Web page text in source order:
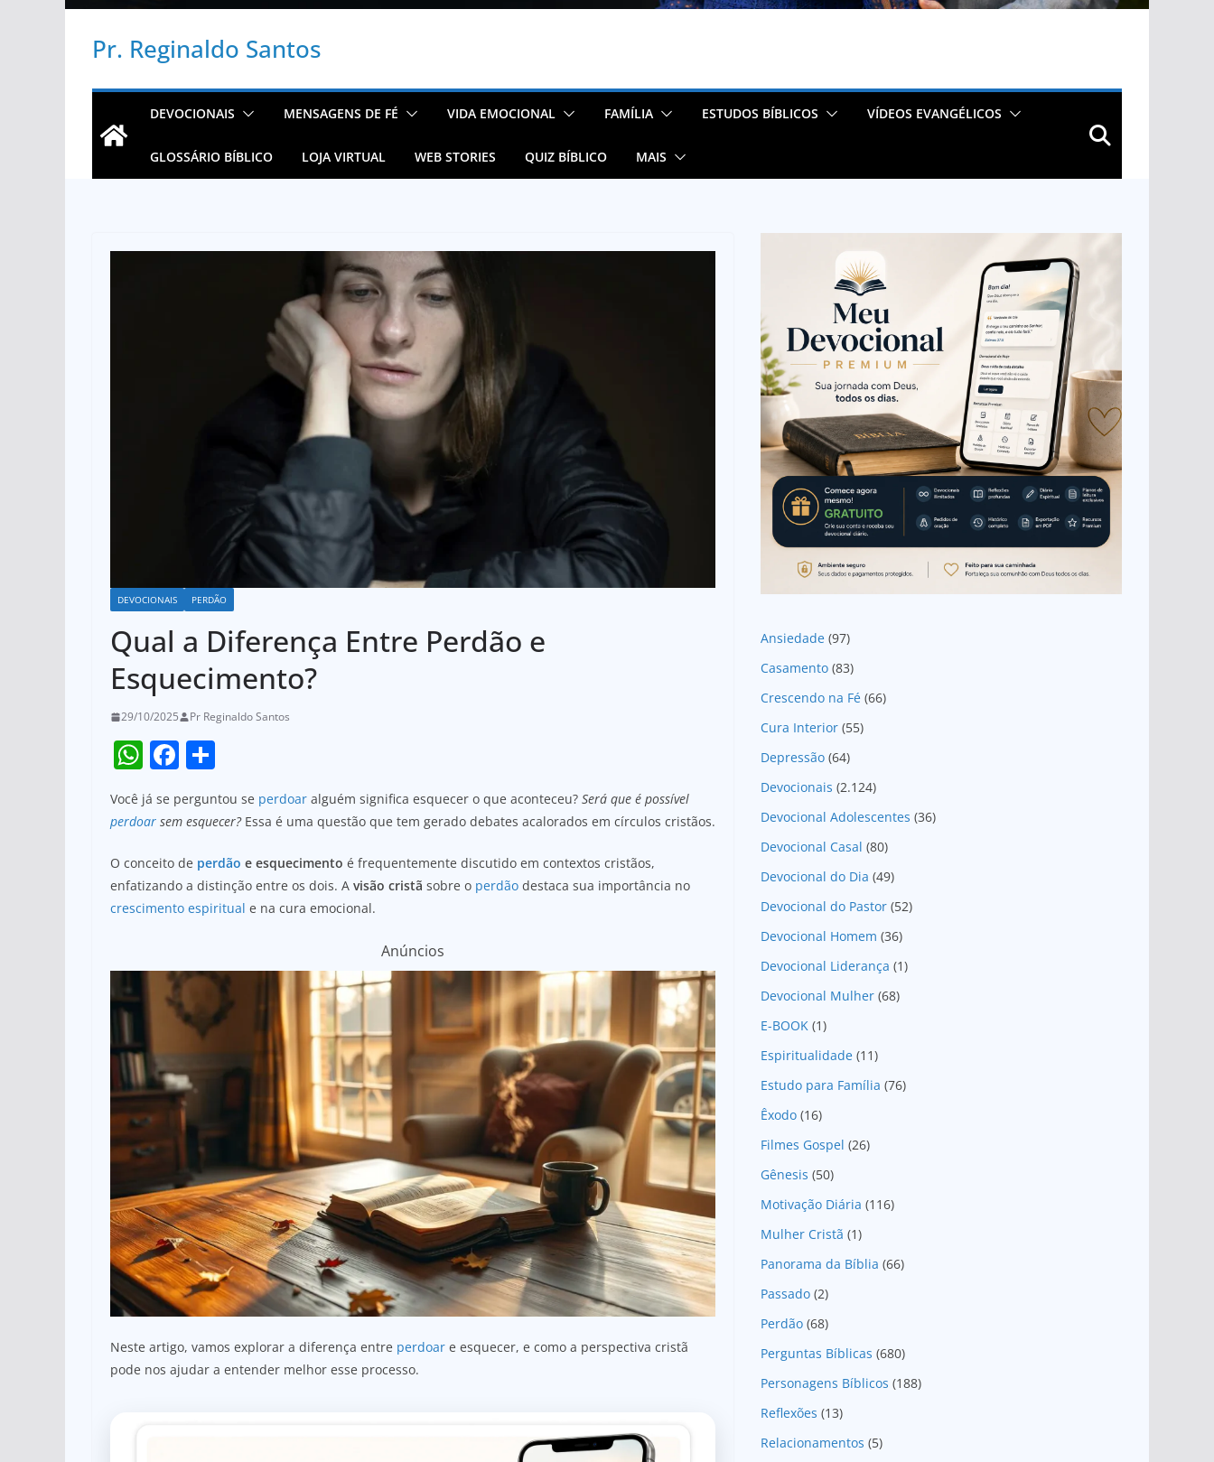
Pr. Reginaldo Santos
DEVOCIONAIS MENSAGENS DE FÉ VIDA EMOCIONAL FAMÍLIA ESTUDOS BÍBLICOS VÍDEOS EVANGÉLICOS
GLOSSÁRIO BÍBLICO LOJA VIRTUAL WEB STORIES QUIZ BÍBLICO MAIS
DEVOCIONAIS PERDÃO
Qual a Diferença Entre Perdão e
Esquecimento?
29/10/2025 Pr Reginaldo Santos
W
h
at
A
p
F
c
b
o
ar
Você já se perguntou se perdoar alguém significa esquecer o que aconteceu? Será que é possível
perdoar sem esquecer?Essa é uma questão que tem gerado debates acalorados em círculos cristãos.
O conceito de perdão e esquecimento é frequentemente discutido em contextos cristãos,
enfatizando a distinção entre os dois. A visão cristã sobre o perdão destaca sua importância no
crescimento espiritual e na cura emocional.
Anúncios
Neste artigo, vamos explorar a diferença entre perdoar e esquecer, e como a perspectiva cristã
pode nos ajudar a entender melhor esse processo.
Ansiedade (97)
Casamento (83)
Crescendo na Fé (66)
Cura Interior (55)
Depressão (64)
Devocionais (2.124)
Devocional Adolescentes (36)
Devocional Casal (80)
Devocional do Dia (49)
Devocional do Pastor (52)
Devocional Homem (36)
Devocional Liderança (1)
Devocional Mulher (68)
E-BOOK (1)
Espiritualidade (11)
Estudo para Família (76)
Êxodo (16)
Filmes Gospel (26)
Gênesis (50)
Motivação Diária (116)
Mulher Cristã (1)
Panorama da Bíblia (66)
Passado (2)
Perdão (68)
Perguntas Bíblicas (680)
Personagens Bíblicos (188)
Reflexões (13)
Relacionamentos (5)